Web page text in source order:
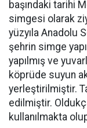
başındaki tarihi
simgesi olarak
yüzyıla Anadolu
şehrin simge
yapılmış ve
köprüde suyun
yerleştirilmiştir.
edilmiştir.
kullanılmakta